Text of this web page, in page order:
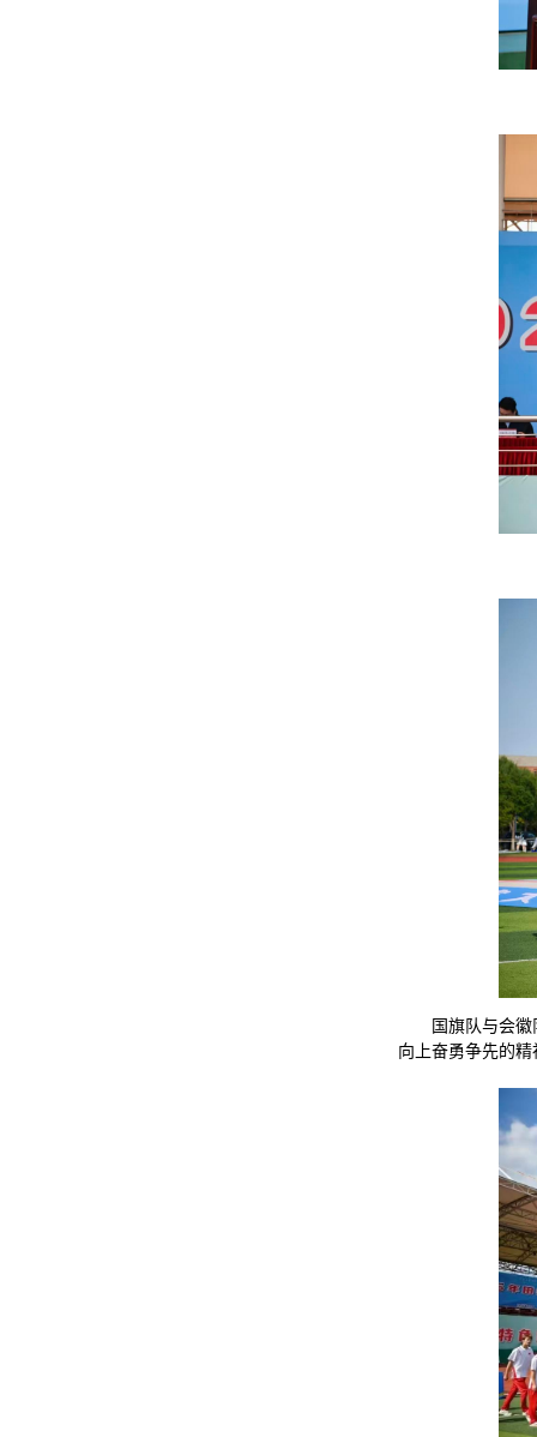
国旗队与会
向上奋勇争先的精